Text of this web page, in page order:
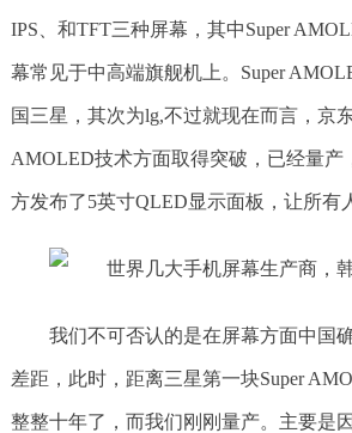
IPS、和TFT三种屏幕，其中Super
幕常见于中高端旗舰机上。Super
国三星，其次为lg,不过就现在而言，京
AMOLED技术方面取得突破，已经量产
方发布了5英寸QLED显示面板，让所有
我们不可否认的是在屏幕方面中国
差距，此时，距离三星第一块Super
整整十年了，而我们刚刚量产。主要是